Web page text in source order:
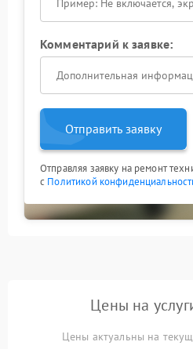
Комментарий к заявке:
Отправить заявку
Отправляя заявку на ремонт
с Политикой
Цены на
Цены актуальны на